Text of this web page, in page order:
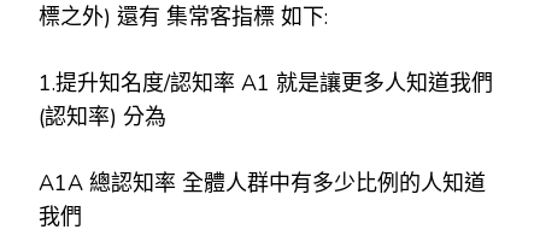
標之外) 還有 集常客指標 如下:
1.提升知名度/認知率 A1 就是讓更多人知道我們
(認知率) 分為
A1A 總認知率 全體人群中有多少比例的人知道
我們